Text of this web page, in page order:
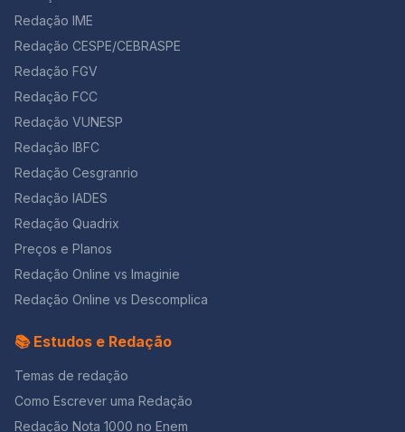
Redação IME
Redação CESPE/CEBRASPE
Redação FGV
Redação FCC
Redação VUNESP
Redação IBFC
Redação Cesgranrio
Redação IADES
Redação Quadrix
Preços e Planos
Redação Online vs Imaginie
Redação Online vs Descomplica
📚 Estudos e Redação
Temas de redação
Como Escrever uma Redação
Redação Nota 1000 no Enem